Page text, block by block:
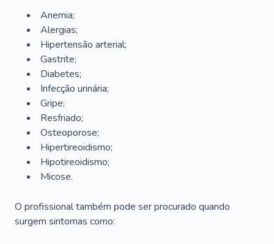
Anemia;
Alergias;
Hipertensão arterial;
Gastrite;
Diabetes;
Infecção urinária;
Gripe;
Resfriado;
Osteoporose;
Hipertireoidismo;
Hipotireoidismo;
Micose.
O profissional também pode ser procurado quando
surgem sintomas como: